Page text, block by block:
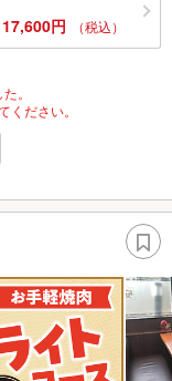
17,600円 （税込）
。
ださい。